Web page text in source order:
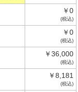
￥0
(税込)
￥0
(税込)
￥36,000
(税込)
￥8,181
(税込)